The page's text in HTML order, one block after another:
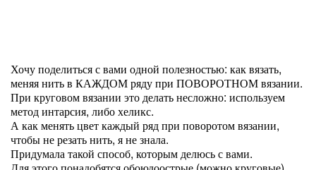
Хочу поделиться с вами одной полезностью: как вязать,
меняя нить в КАЖДОМ ряду при ПОВОРОТНОМ вязании.
При круговом вязании это делать несложно: используем
метод интарсия, либо хеликс.
А как менять цвет каждый ряд при поворотом вязании,
чтобы не резать нить, я не знала.
Придумала такой способ, которым делюсь с вами.